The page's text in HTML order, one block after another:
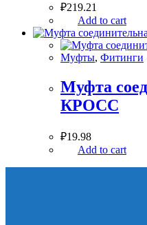
₽219.21
Add to cart
Муфты, Фитинги
Муфта
КРОСС
₽19.98
Add to cart